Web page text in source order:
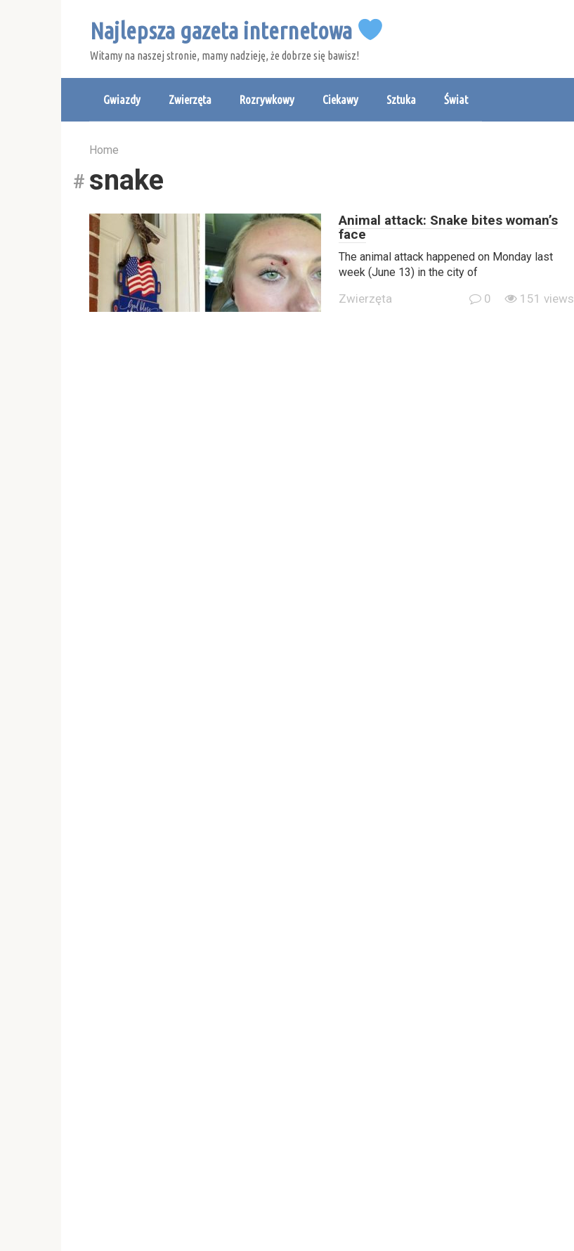
Najlepsza gazeta internetowa
Witamy na naszej stronie, mamy nadzieję, że dobrze się bawisz!
Gwiazdy Zwierzęta Rozrywkowy Ciekawy Sztuka Świat
Home
snake
Animal attack: Snake bites woman’s
face
The animal attack happened on Monday last
week (June 13) in the city of
Zwierzęta 0 151 views